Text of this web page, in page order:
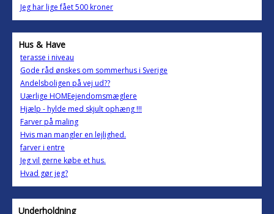
Jeg har lige fået 500 kroner
Hus & Have
terasse i niveau
Gode råd ønskes om sommerhus i Sverige
Andelsboligen på vej ud??
Uærlige HOMEejendomsmæglere
Hjælp - hylde med skjult ophæng !!!
Farver på maling
Hvis man mangler en lejlighed.
farver i entre
Jeg vil gerne købe et hus.
Hvad gør jeg?
Underholdning